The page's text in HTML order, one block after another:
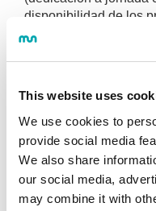
This website uses
We use cookies to
provide social media
We also share
our social media,
may combine it with
disponibilidad de los
dudas y consultas de
INGENIERÍA
INDUSTRIA
Programa
OBJETIVOS Y